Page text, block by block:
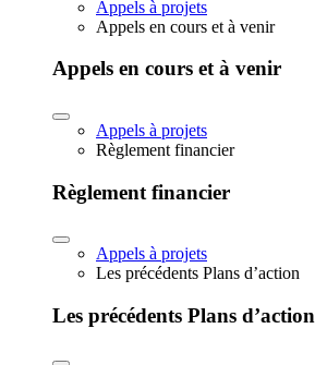
Appels à projets
Appels en cours et à venir
Appels en cours et à venir
Appels à projets
Règlement financier
Règlement financier
Appels à projets
Les précédents Plans d’action
Les précédents Plans d’action